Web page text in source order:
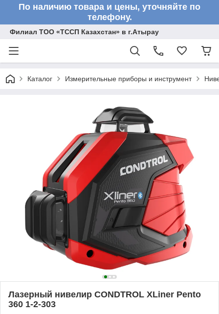
По наличию товара и цены, уточняйте по
телефону.
Филиал ТОО «ТССП Казахстан» в г.Атырау
Каталог Измерительные приборы и инструмент
Лазерный нивелир CONDTROL XLiner Pento
360 1-2-303